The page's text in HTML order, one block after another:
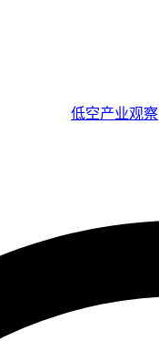
低空产业观察